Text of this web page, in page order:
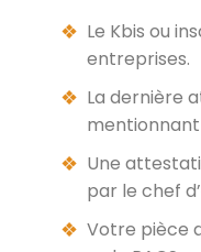
Le Kbis ou
entreprises.
La dernière
Une
par le chef
Votre pièce